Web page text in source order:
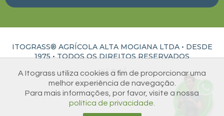
ITOGRASS® AGRÍCOLA ALTA MOGIANA LTDA • DESDE
1975 •TODOS OS DIREITOS RESERVADOS
A Itograss utiliza cookies a fim de proporcionar uma
melhor experiência de navegação.
Para mais informações, por favor, visite a nossa
política de privacidade.